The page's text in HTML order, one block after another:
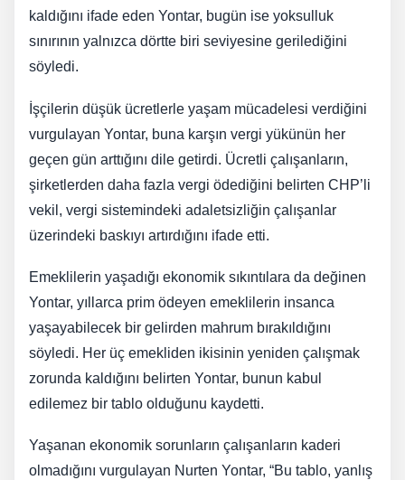
kaldığını ifade eden Yontar, bugün ise yoksulluk
sınırının yalnızca dörtte biri seviyesine gerilediğini
söyledi.
İşçilerin düşük ücretlerle yaşam mücadelesi verdiğini
vurgulayan Yontar, buna karşın vergi yükünün her
geçen gün arttığını dile getirdi. Ücretli çalışanların,
şirketlerden daha fazla vergi ödediğini belirten CHP’li
vekil, vergi sistemindeki adaletsizliğin çalışanlar
üzerindeki baskıyı artırdığını ifade etti.
Emeklilerin yaşadığı ekonomik sıkıntılara da değinen
Yontar, yıllarca prim ödeyen emeklilerin insanca
yaşayabilecek bir gelirden mahrum bırakıldığını
söyledi. Her üç emekliden ikisinin yeniden çalışmak
zorunda kaldığını belirten Yontar, bunun kabul
edilemez bir tablo olduğunu kaydetti.
Yaşanan ekonomik sorunların çalışanların kaderi
olmadığını vurgulayan Nurten Yontar, “Bu tablo, yanlış